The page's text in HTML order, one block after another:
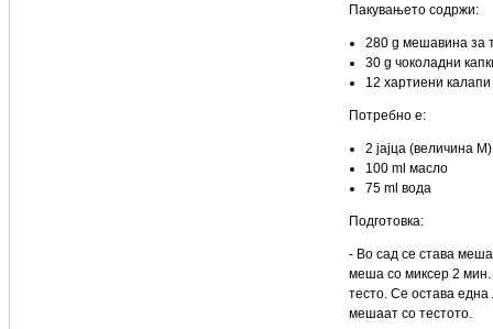
Пакувањето содржи:
280 g мешавина за
30 g чоколадни
12 хартиени калапи
Потребно е:
2 јајца (величина М)
100 ml масло
75 ml вода
Подготовка:
- Во сад се става
меша со миксер 2 мин.
тесто. Се остава една
мешаат со тестото.